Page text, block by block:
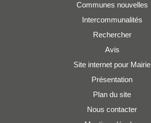
Communes nouvelles
Intercommunalités
Rechercher
Avis
Site internet pour Mairie
Présentation
Plan du site
Nous contacter